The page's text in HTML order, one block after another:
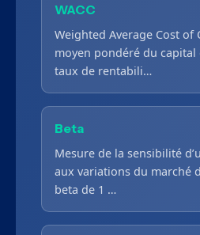
WACC
Weighted Average Cost of
moyen pondéré du
taux de rentabili…
Beta
Mesure de la sensibilité
aux variations du marché
beta de 1 …